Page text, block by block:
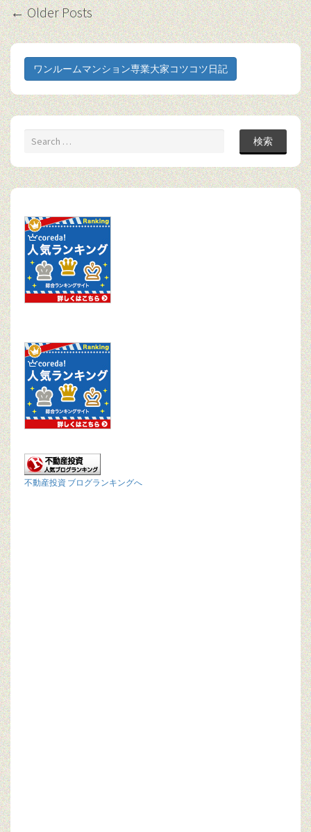
Post
navigation
←Older Posts
ワンルームマンション専業大家コツコツ日記
検索
不動産投資 ブログランキングへ